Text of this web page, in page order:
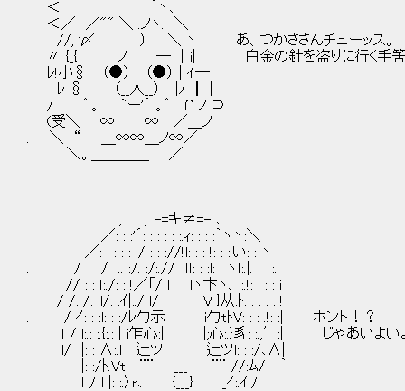
＜ ｀ヽ､
＜／ ／"" ＼ .ノヽ. ＼
//, '〆 ） ＼ ヽ あ、つかささんチューッス。
〃 {_{ ノ ─ │i| 白金の針を盗りに行く手筈は
ﾚ!小§ （●） （●） | ｲ━
ﾚ § （__人__） |ﾉ ┃┃
/ ゜。 `ー'´ 。゜ ∩ノ ⊃
(受＼ ∞ ∞ ／＿ノ
. ＼ “ ＿∞∞＿ノ∞／
＼。＿＿＿＿ ／
,. ,. -=キ≠=- ､
／: : :'´: : : : : :.ｨ: : : :｀ヽヽ:＼
／: : : : : :/ : : ://!l: : : !: : :.い: : ヽ
. / / .. :/. :/:.// ｌｌ: : :l: : ヽｌ:.|. :.
// : : ｌ:./: : !／「/ l lヽ卞ヽ、l:.!: : : : i
/ /: /: :l/: :ｲ|:./ l/ V }从:ﾄ: : : : : !
. / ｲ: : :l: : :/ﾚ勹示 i勹tﾄV: : : .!: :| ホント！？
ｌ / l:.: :.{:.: | i乍心:| |;心:.}豸: :.,′:| じゃあいよいよで
l/ |: : ∧:.l 辷ツ 辷ツl: : :/､∧|
|: :/ﾄ.Vt ¨¨ ___ ¨¨ //:ﾑ/ ｀
ｌ / l |: :.〉r､ {___} _ｲ:.ｲ:/